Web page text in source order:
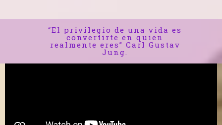
“El privilegio de una vida es
convertirte en quien
realmente eres” Carl Gustav
Jung.